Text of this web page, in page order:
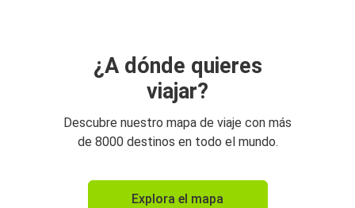
¿A dónde quieres
viajar?
Descubre nuestro mapa de viaje con más
de 8000 destinos en todo el mundo.
Explora el mapa